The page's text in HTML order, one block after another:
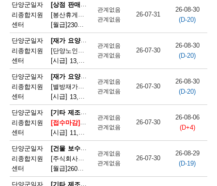
단양군일자
리종합지원
센터
[상점 판매원]
[봉산휴게쉼터] 봉산휴게쉼터 판매원 모집
[월급] 230만원
관계없음
관계없음
26-07-31
26-08-30
(D-20)
단양군일자
리종합지원
센터
[재가 요양보호사]
[단양노인재가복지센터] 단양노인재가복지센터 방문요양 요양선생님 모집
[시급] 13,100원 | 충청북도 단양군 대강면 대강로 71
관계없음
관계없음
26-07-30
26-08-30
(D-20)
단양군일자
리종합지원
센터
[재가 요양보호사]
[별방재가노인복지센터] 별방재가요양복지센터 재가요양보호사 모집
[시급] 13,000원 | 충청북도 단양군 영춘면 별방창원로 417
관계없음
관계없음
26-07-30
26-08-30
(D-20)
단양군일자
리종합지원
센터
[기타 제조 관련 단순 종사원]
[접수마감] [주식회사 에스피네이처] (주)에스피네이처 생
[시급] 11,165원 | 충청북도 단양군 매포읍 매포농공단지로 260-19
관계없음
관계없음
26-07-30
26-08-06
(D+4)
단양군일자
리종합지원
센터
[건물 보수원 및 영선원(아파트 기계·전기 시설관리 제외)]
[주식회사국원] 단양두진아파트 영선기사 모집
[월급] 260만원
관계없음
관계없음
26-07-30
26-08-29
(D-19)
단양군일자 [기타 제조 관련 단순 종사원]